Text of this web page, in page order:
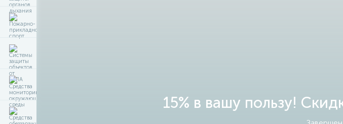
15% в вашу пользу!